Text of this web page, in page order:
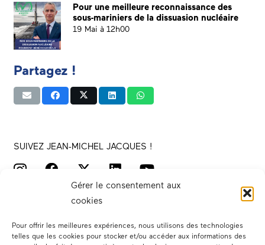
Gérer le consentement aux
cookies
Pour offrir les meilleures expériences, nous utilisons des technologies
telles que les cookies pour stocker et/ou accéder aux informations des
Pour une meilleure reconnaissance des
sous-mariniers de la dissuasion nucléaire
19 Mai à 12h00
Partagez !
SUIVEZ JEAN-MICHEL JACQUES !